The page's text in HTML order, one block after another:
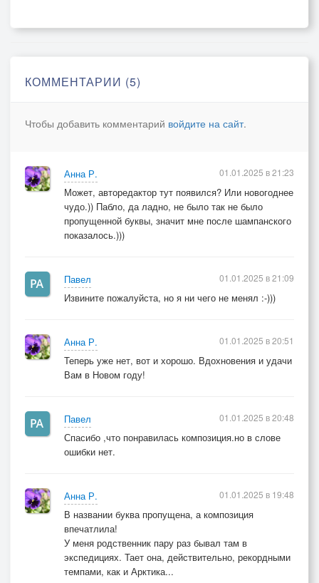
КОММЕНТАРИИ (5)
Чтобы добавить комментарий войдите на сайт.
Анна Р.
Может, авторедактор тут появился? Или новогоднее
чудо.)) Пабло, да ладно, не было так не было
пропущенной буквы, значит мне после шампанского
показалось.)))
01.01.2025 в 21:23
Павел
Извините пожалуйста, но я ни чего не менял :-)))
01.01.2025 в 21:09
Анна Р.
Теперь уже нет, вот и хорошо. Вдохновения и удачи
Вам в Новом году!
01.01.2025 в 20:51
Павел
Спасибо ,что понравилась композиция.но в слове
ошибки нет.
01.01.2025 в 20:48
Анна Р.
В названии буква пропущена, а композиция
впечатлила!
У меня родственник пару раз бывал там в
экспедициях. Тает она, действительно, рекордными
темпами, как и Арктика...
01.01.2025 в 19:48